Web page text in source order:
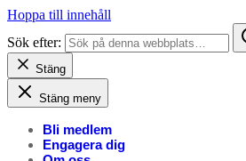
Hoppa till innehåll
Sök efter:
Stäng
Stäng meny
Bli medlem
Engagera dig